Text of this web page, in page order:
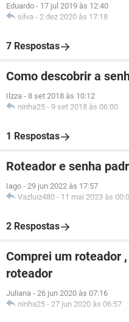
Eduardo - 17 jul 2019 às 12:40
silva - 2 dez 2020 às 17:18
7 Respostas
Como descobrir a
Ilzza - 8 set 2018 às 10:12
ninha25 - 9 set 2018 às 06:00
1 Respostas
Roteador e senha
Iago - 29 jun 2022 às 17:57
Vazluiz480 - 11 mai 2023 às
2 Respostas
Comprei um roteador
roteador
Juliana - 26 jun 2020 às 07:16
ninha25 - 27 jun 2020 às 06:57